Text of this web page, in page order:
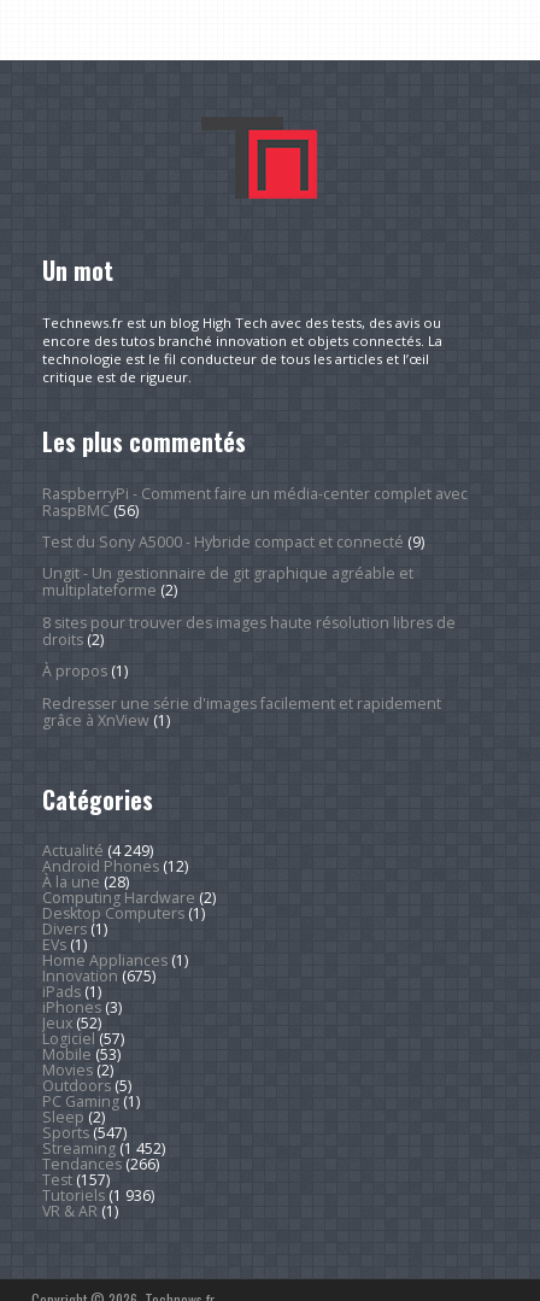
Un mot
Technews.fr est un blog High Tech avec des tests, des avis ou
encore des tutos branché innovation et objets connectés. La
technologie est le fil conducteur de tous les articles et l’œil
critique est de rigueur.
Les plus commentés
RaspberryPi - Comment faire un média-center complet avec
RaspBMC(56)
Test du Sony A5000 - Hybride compact et connecté (9)
Ungit - Un gestionnaire de git graphique agréable et
multiplateforme (2)
8 sites pour trouver des images haute résolution libres de
droits(2)
À propos(1)
Redresser une série d'images facilement et rapidement
grâce à XnView(1)
Catégories
Actualité (4 249)
Android Phones(12)
À la une (28)
Computing Hardware (2)
Desktop Computers(1)
Divers(1)
EVs(1)
Home Appliances(1)
Innovation (675)
iPads(1)
iPhones(3)
Jeux(52)
Logiciel (57)
Mobile (53)
Movies(2)
Outdoors(5)
PC Gaming(1)
Sleep (2)
Sports(547)
Streaming(1 452)
Tendances(266)
Test(157)
Tutoriels(1 936)
VR & AR(1)